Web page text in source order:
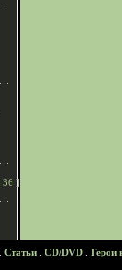
36 ]
Статьи CD/DVD Герои